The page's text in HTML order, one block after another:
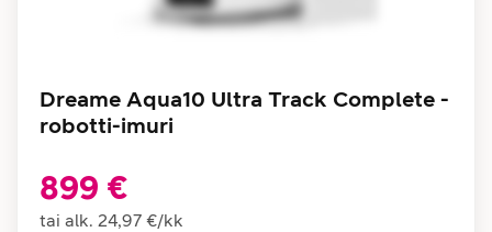
Dreame Aqua10 Ultra Track Complete -
robotti-imuri
899 €
tai alk. 24,97 €/kk